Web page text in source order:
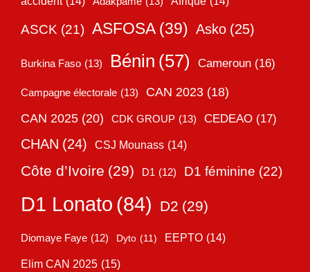
ASCK (21) ASFOSA (39) Asko (25)
Burkina Faso (13) Bénin (57) Cameroun (16)
Campagne électorale (13) CAN 2023 (18)
CAN 2025 (20) CDK GROUP (13) CEDEAO (17)
CHAN (24) CSJ Mounass (14)
Côte d’Ivoire (29) D1 (12) D1 féminine (22)
D1 Lonato (84) D2 (29)
Diomaye Faye (12) Dyto (11) EEPTO (14)
Elim CAN 2025 (15)